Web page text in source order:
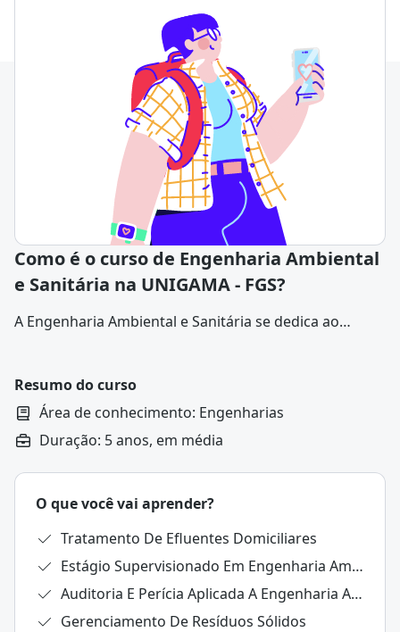
Como é o curso de Engenharia Ambiental
e Sanitária na UNIGAMA - FGS?
A Engenharia Ambiental e Sanitária se dedica ao
Resumo do curso
Área de conhecimento: Engenharias
Duração: 5 anos, em média
O que você vai aprender?
Tratamento De Efluentes Domiciliares
Estágio Supervisionado Em Engenharia Ambiental E Sanitária
Auditoria E Perícia Aplicada A Engenharia Ambiental
Gerenciamento De Resíduos Sólidos